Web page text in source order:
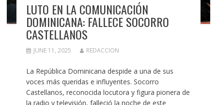
LUTO EN LA COMUNICACIÓN
DOMINICANA: FALLECE SOCORRO
CASTELLANOS
JUNE 11, 2025 REDACCION
La República Dominicana despide a una de sus
voces más queridas e influyentes. Socorro
Castellanos, reconocida locutora y figura pionera de
la radio y televisión, falleció la noche de este